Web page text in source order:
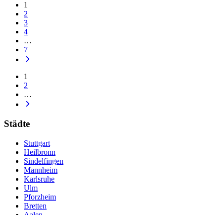
1
2
3
4
…
7
1
2
…
Städte
Stuttgart
Heilbronn
Sindelfingen
Mannheim
Karlsruhe
Ulm
Pforzheim
Bretten